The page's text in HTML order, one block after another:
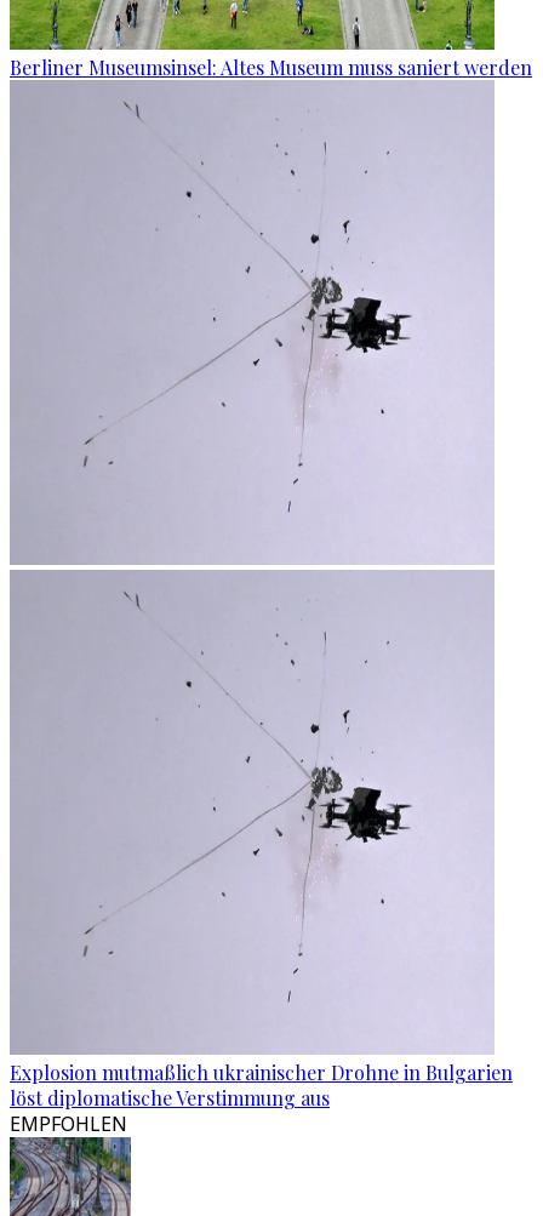
Berliner Museumsinsel: Altes Museum muss saniert werden
Explosion mutmaßlich ukrainischer Drohne in Bulgarien
löst diplomatische Verstimmung aus
EMPFOHLEN